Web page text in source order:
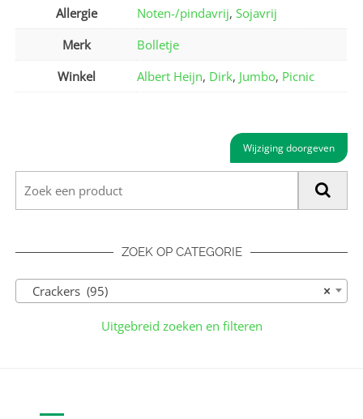
Allergie Noten-/pindavrij,Sojavrij
Merk
Bolletje
Winkel
Albert Heijn, Dirk, Jumbo, Picnic
Wijziging doorgeven
ZOEK OP CATEGORIE
×
Crackers (95)
Uitgebreid zoeken en filteren